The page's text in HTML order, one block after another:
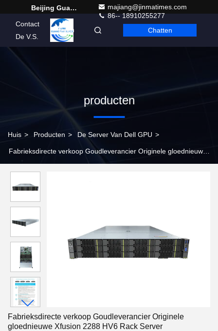
Beijing Guangtian Runze Technology Co., Ltd.
majiang@jinmatimes.com
86-- 18910255277
Contact
De V.S.
Dutch Chatten
producten
Huis > Producten > De Server Van Dell GPU >
Fabrieksdirecte verkoop Goudleverancier Originele gloednieuwe
Fabrieksdirecte verkoop Goudleverancier Originele
gloednieuwe Xfusion 2288 HV6 Rack Server